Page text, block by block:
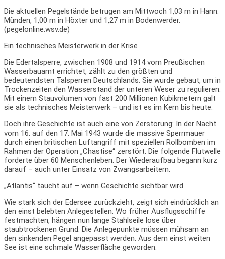
Die aktuellen Pegelstände betrugen am Mittwoch 1,03 m in Hann.
Münden, 1,00 m in Höxter und 1,27 m in Bodenwerder.
(pegelonline.wsv.de)
Ein technisches Meisterwerk in der Krise
Die Edertalsperre, zwischen 1908 und 1914 vom Preußischen
Wasserbauamt errichtet, zählt zu den größten und
bedeutendsten Talsperren Deutschlands. Sie wurde gebaut, um in
Trockenzeiten den Wasserstand der unteren Weser zu regulieren.
Mit einem Stauvolumen von fast 200 Millionen Kubikmetern galt
sie als technisches Meisterwerk – und ist es im Kern bis heute.
Doch ihre Geschichte ist auch eine von Zerstörung: In der Nacht
vom 16. auf den 17. Mai 1943 wurde die massive Sperrmauer
durch einen britischen Luftangriff mit speziellen Rollbomben im
Rahmen der Operation „Chastise“ zerstört. Die folgende Flutwelle
forderte über 60 Menschenleben. Der Wiederaufbau begann kurz
darauf – auch unter Einsatz von Zwangsarbeitern.
„Atlantis“ taucht auf – wenn Geschichte sichtbar wird
Wie stark sich der Edersee zurückzieht, zeigt sich eindrücklich an
den einst belebten Anlegestellen: Wo früher Ausflugsschiffe
festmachten, hängen nun lange Stahlseile lose über
staubtrockenen Grund. Die Anlegepunkte müssen mühsam an
den sinkenden Pegel angepasst werden. Aus dem einst weiten
See ist eine schmale Wasserfläche geworden.